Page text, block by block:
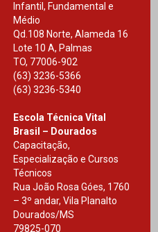
Infantil, Fundamental e
Médio
Qd.108 Norte, Alameda 16
Lote 10 A, Palmas
TO, 77006-902
(63) 3236-5366
(63) 3236-5340
Escola Técnica Vital
Brasil – Dourados
Capacitação,
Especialização e Cursos
Técnicos
Rua João Rosa Góes, 1760
– 3º andar, Vila Planalto
Dourados/MS
79825-070